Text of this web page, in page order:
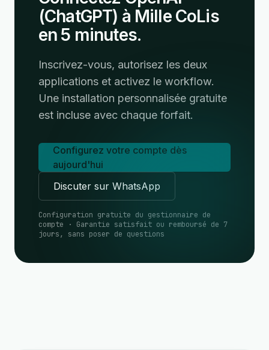
(ChatGPT) à Mille CoLis
en 5 minutes.
Inscrivez-vous, autorisez les deux
applications et activez le workflow.
Une installation personnalisée gratuite
est incluse avec chaque forfait.
Configurez votre compte dès
aujourd'hui
Discuter sur WhatsApp
Configuration gratuite du gestionnaire de
compte · Garantie satisfait ou remboursé de 7
jours, sans poser de questions